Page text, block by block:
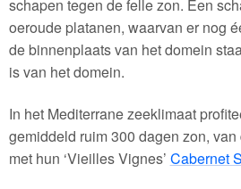
schapen tegen de felle zon. Een
oeroude platanen, waarvan er nog
de binnenplaats van het domein
is van het domein.
In het Mediterrane zeeklimaat
gemiddeld ruim 300 dagen zon,
met hun ‘Vieilles Vignes’ Cabernet